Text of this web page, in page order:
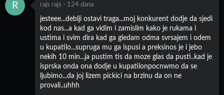
R rajs rajs - 124 dana
jesteee...deblji ostavi traga...moj konkurent dodje da sjedi
kod nas...a kad ga vidim i zamislim kako je rukama i
ustima i svim dira kad ga gledam odma svrsajem i odem
u kupatilo...supruga mu ga ispusi a preksinos je i jebo
nekih 10 min...ja pustim tis da moze glas da pusti..kad je
isprska onda ona dodje u kupatilonpocnwmo da se
ljubimo...da joj lizem pickici na brzinu da on ne
provali..uhhh